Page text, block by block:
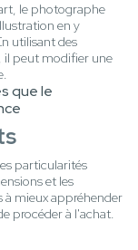
le photographe
en y
utilisant des
il peut modifier une
que le
particularités
et les
mieux appréhender
procéder à l'achat.